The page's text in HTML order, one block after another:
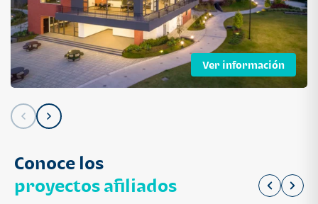
Ver información
Conoce los
proyectos afiliados